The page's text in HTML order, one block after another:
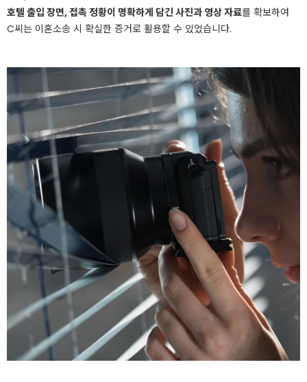
호텔 출입 장면, 접촉 정황이 명확하게 담긴 사진과 영상 자료를 확보하여
C씨는 이혼소송 시 확실한 증거로 활용할 수 있었습니다.